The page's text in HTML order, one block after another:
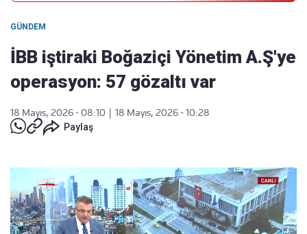
GÜNDEM
İBB iştiraki Boğaziçi Yönetim A.Ş'ye
operasyon: 57 gözaltı var
18 Mayıs, 2026 - 08:10
18 Mayıs, 2026 - 10:28
Paylaş